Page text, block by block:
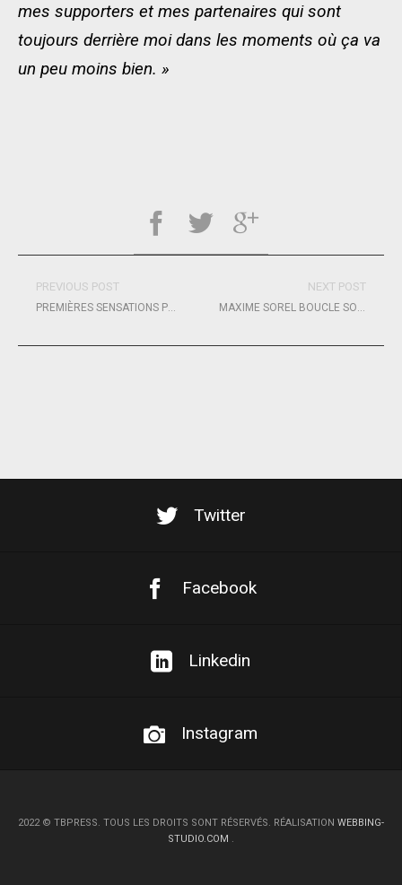
mes supporters et mes partenaires qui sont
toujours derrière moi dans les moments où ça va
un peu moins bien. »
PREVIOUS POST
PREMIÈRES SENSATIONS POUR PIERRE LE ROY
NEXT POST
MAXIME SOREL BOUCLE SON TOUR DU MONDE EN MAYENNE
Twitter
Facebook
Linkedin
Instagram
2022 © TBPRESS. TOUS LES DROITS SONT RÉSERVÉS. RÉALISATION WEBBING-
STUDIO.COM .